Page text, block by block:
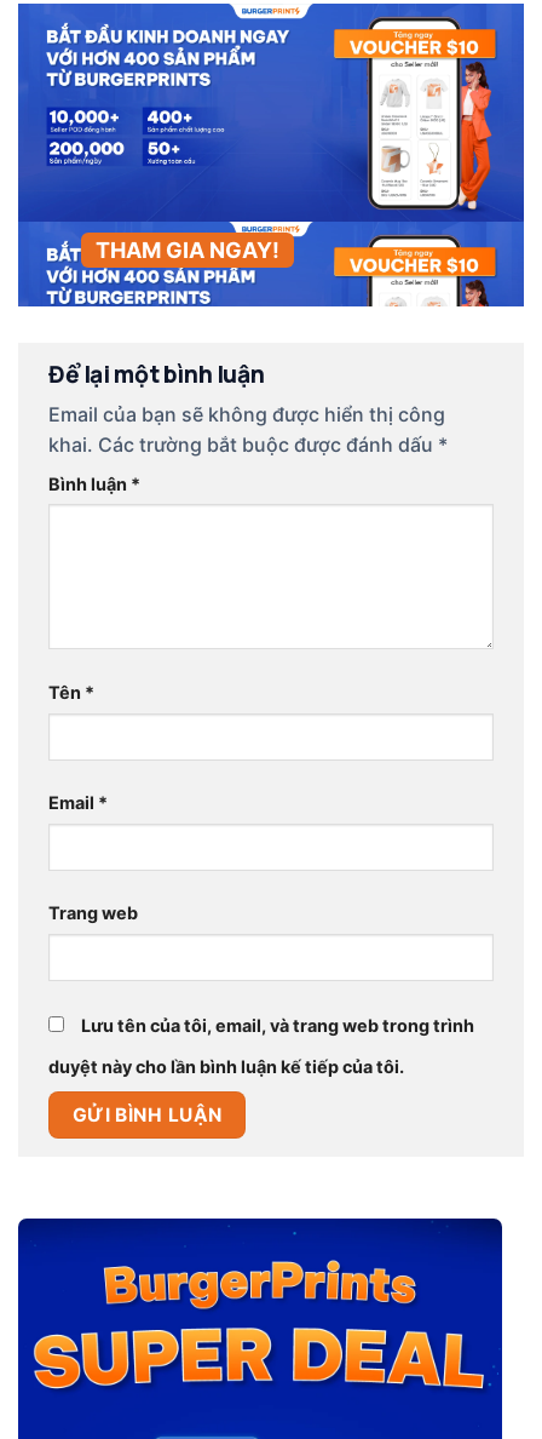
THAM GIA NGAY!
Để lại một bình luận
Email của bạn sẽ không được hiển thị công
khai. Các trường bắt buộc được đánh dấu *
Bình luận *
Tên *
Email *
Trang web
Lưu tên của tôi, email, và trang web trong trình
duyệt này cho lần bình luận kế tiếp của tôi.